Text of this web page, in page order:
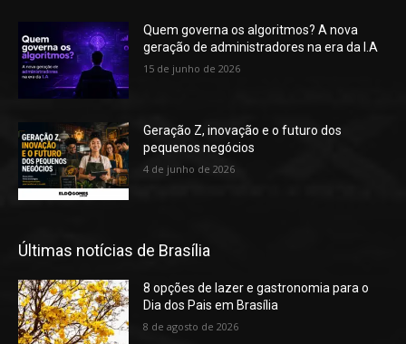
Quem governa os algoritmos? A nova
geração de administradores na era da I.A
15 de junho de 2026
Geração Z, inovação e o futuro dos
pequenos negócios
4 de junho de 2026
Últimas notícias de Brasília
8 opções de lazer e gastronomia para o
Dia dos Pais em Brasília
8 de agosto de 2026